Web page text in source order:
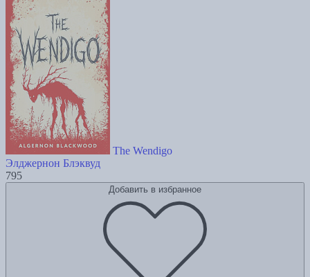
The Wendigo
Элджернон Блэквуд
795
Добавить в избранное